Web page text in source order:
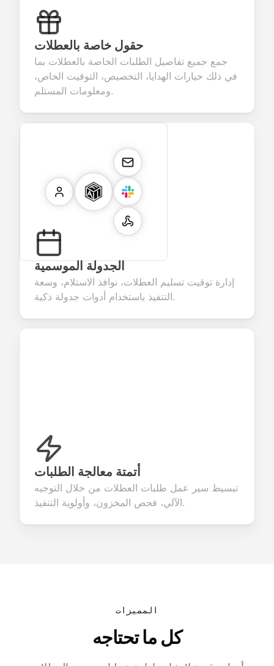
حقول خاصة بالعطلات
جمع جميع تفاصيل الطلبات الخاصة بالعطلات بما
في ذلك خيارات الهدايا، التخصيص، التوقيت الخاص،
ومعلومات المستلم.
الجدولة الموسمية
إدارة توقيت تسليم العطلات، نوافذ الاستلام، وسعة
التنفيذ باستخدام أدوات جدولة ذكية.
أتمتة معالجة الطلبات
تبسيط سير عمل طلبات العطلات من خلال التوجيه
الآلي، فحص المخزون، وأولوية التنفيذ.
المميزات
كل ما تحتاجه